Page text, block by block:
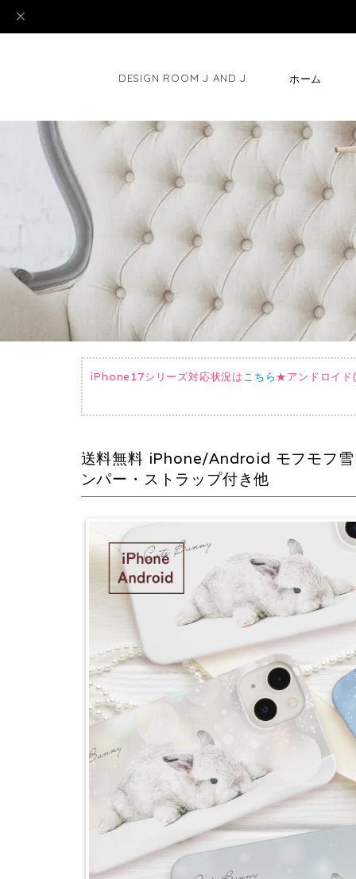
DESIGN ROOM J AND J ホーム
iPhone17シリーズ対応状況はこちら★アンドロイ
送料無料 iPhone/Android モフモフ雪
ンパー・ストラップ付き他